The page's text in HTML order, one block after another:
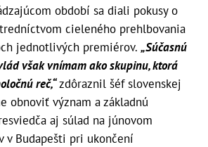
období sa diali pokusy o
cieleného prehlbovania
jednotlivých premiérov. „Súčasnú
však vnímam ako skupinu, ktorá
reč,“zdôraznil šéf slovenskej
obnoviť význam a základnú
aj súlad na júnovom
Budapešti pri ukončení